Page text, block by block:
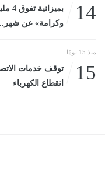
14
وكرامة» عن شهر... الثلاثاء، 14
منذ 15 يومًا
15
توقف خدمات
انقطاع الكهرباء